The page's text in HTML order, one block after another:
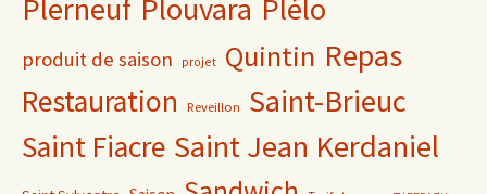
Plerneuf Plouvara Plélo
produit de saison projet Quintin Repas
Restauration Reveillon Saint-Brieuc
Saint Fiacre Saint Jean Kerdaniel